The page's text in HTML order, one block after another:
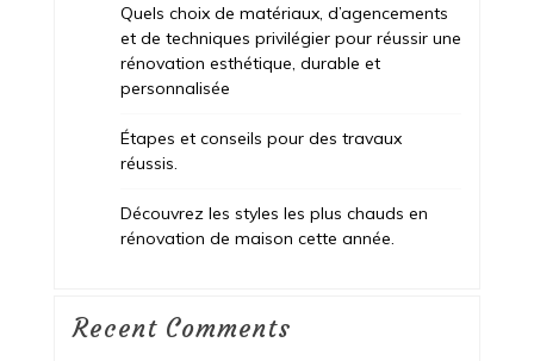
Quels choix de matériaux, d’agencements
et de techniques privilégier pour réussir une
rénovation esthétique, durable et
personnalisée
Étapes et conseils pour des travaux
réussis.
Découvrez les styles les plus chauds en
rénovation de maison cette année.
Recent Comments